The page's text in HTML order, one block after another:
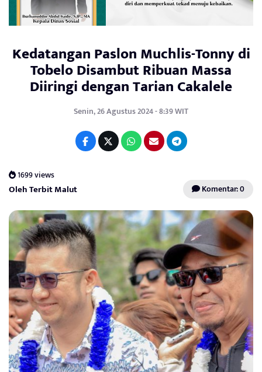
Kedatangan Paslon Muchlis-Tonny di
Tobelo Disambut Ribuan Massa
Diiringi dengan Tarian Cakalele
Senin, 26 Agustus 2024 - 8:39 WIT
1699 views
Oleh Terbit Malut Komentar: 0